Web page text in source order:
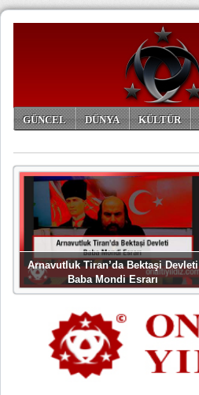
GÜNCEL DÜNYA KÜLTÜR
Arnavutluk Tiran’da Bektaşi Devleti
Baba Mondi Esrarı